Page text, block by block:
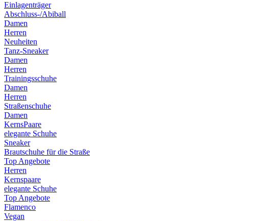
Einlagenträger
Abschluss-/Abiball
Damen
Herren
Neuheiten
Tanz-Sneaker
Damen
Herren
Trainingsschuhe
Damen
Herren
Straßenschuhe
Damen
KernsPaare
elegante Schuhe
Sneaker
Brautschuhe für die Straße
Top Angebote
Herren
Kernspaare
elegante Schuhe
Top Angebote
Flamenco
Vegan